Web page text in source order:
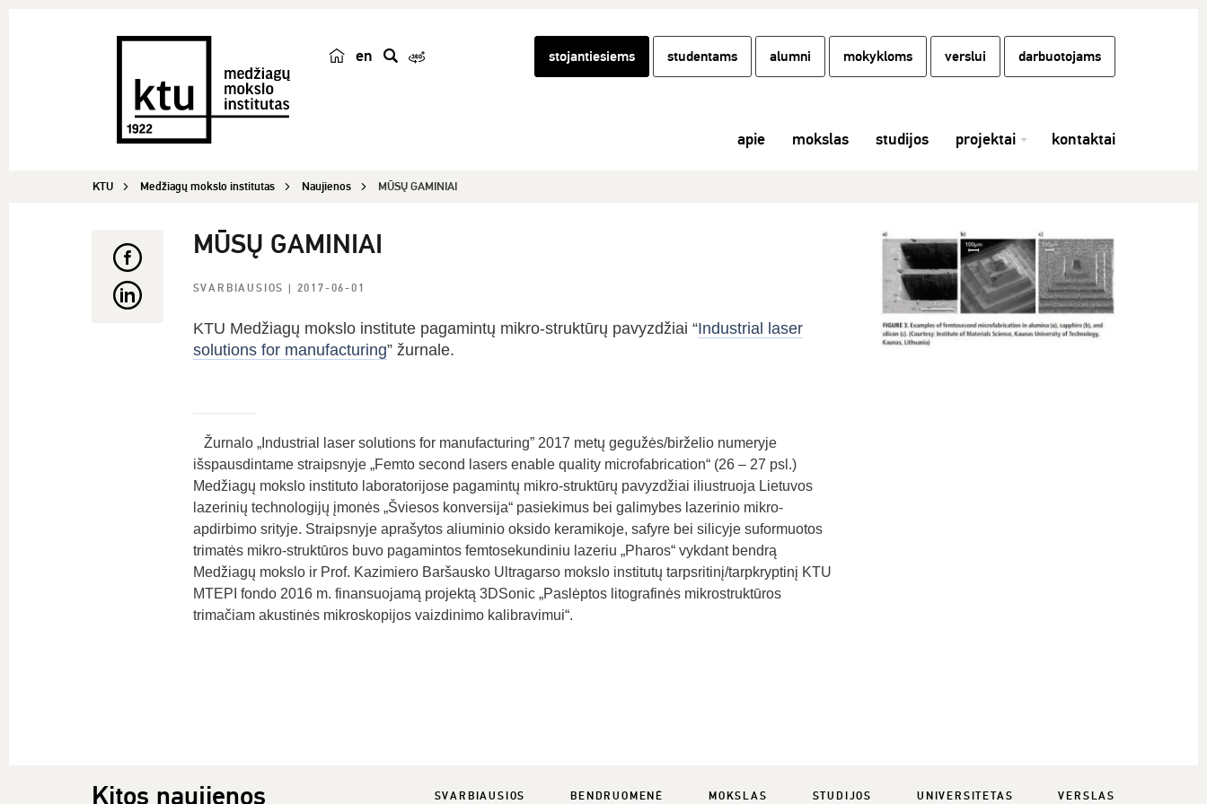
en
k
stojantiesiems studentams alumni mokykloms verslui darbuotojams
apie mokslas studijos projektai kontaktai
KTU Medžiagų mokslo institutas Naujienos MŪSŲ GAMINIAI
MŪSŲ GAMINIAI
SVARBIAUSIOS | 2017-06-01
KTU Medžiagų mokslo institute pagamintų mikro-struktūrų pavyzdžiai “Industrial laser
solutions for manufacturing” žurnale.
Žurnalo „Industrial laser solutions for manufacturing” 2017 metų gegužės/birželio numeryje
išspausdintame straipsnyje „Femto second lasers enable quality microfabrication“ (26 – 27 psl.)
Medžiagų mokslo instituto laboratorijose pagamintų mikro-struktūrų pavyzdžiai iliustruoja Lietuvos
lazerinių technologijų įmonės „Šviesos konversija“ pasiekimus bei galimybes lazerinio mikro-
apdirbimo srityje. Straipsnyje aprašytos aliuminio oksido keramikoje, safyre bei silicyje suformuotos
trimatės mikro-struktūros buvo pagamintos femtosekundiniu lazeriu „Pharos“ vykdant bendrą
Medžiagų mokslo ir Prof. Kazimiero Baršausko Ultragarso mokslo institutų tarpsritinį/tarpkryptinį KTU
MTEPI fondo 2016 m. finansuojamą projektą 3DSonic „Paslėptos litografinės mikrostruktūros
trimačiam akustinės mikroskopijos vaizdinimo kalibravimui“.
Kitos naujienos SVARBIAUSIOS BENDRUOMENĖ MOKSLAS STUDIJOS UNIVERSITETAS VERSLAS